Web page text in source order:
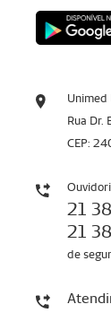
Unimed
Rua Dr.
CEP:
21
21
de